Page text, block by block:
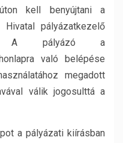
kell benyújtani a
pályázatkezelő
A pályázó a
való belépése
megadott
válik jogosulttá a
a pályázati kiírásban